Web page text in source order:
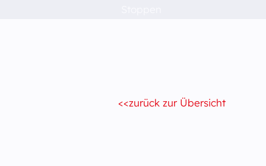
zurück zur Übersicht